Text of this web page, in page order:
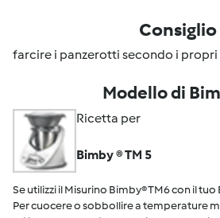
Consiglio
farcire i panzerotti secondo i propri
Modello di
Ricetta per
Bimby ® TM 5
Se utilizzi il Misurino Bimby® TM6 con il tuo
Per cuocere o sobbollire a temperature